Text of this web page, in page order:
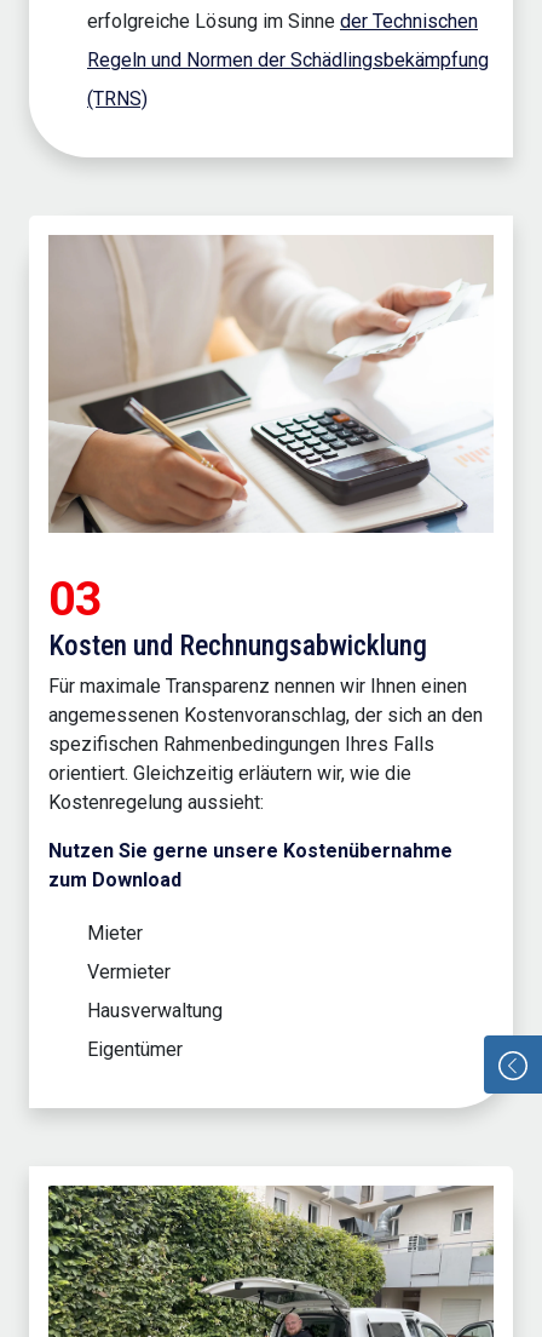
erfolgreiche Lösung im Sinne der Technischen
Regeln und Normen der Schädlingsbekämpfung
(TRNS)
03
Kosten und Rechnungsabwicklung
Für maximale Transparenz nennen wir Ihnen einen
angemessenen Kostenvoranschlag, der sich an den
spezifischen Rahmenbedingungen Ihres Falls
orientiert. Gleichzeitig erläutern wir, wie die
Kostenregelung aussieht:
Nutzen Sie gerne unsere Kostenübernahme
zum Download
Mieter
Vermieter
Hausverwaltung
Eigentümer